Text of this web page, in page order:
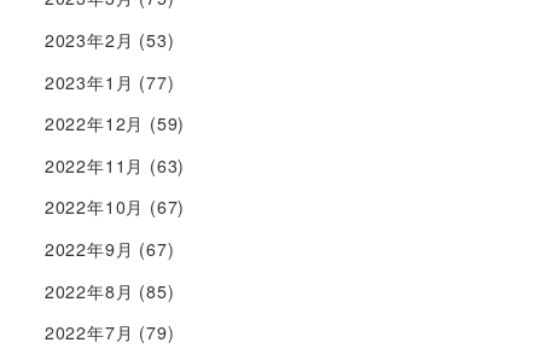
2023年2月 (53)
2023年1月 (77)
2022年12月 (59)
2022年11月 (63)
2022年10月 (67)
2022年9月 (67)
2022年8月 (85)
2022年7月 (79)